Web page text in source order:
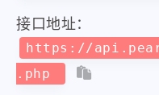
接口地址：
https://
.php